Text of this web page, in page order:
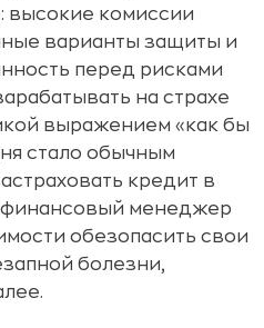
высокие комиссии
варианты защиты и
перед рисками
на страхе
выражением «как бы
стало обычным
кредит в
финансовый менеджер
обезопасить свои
болезни,